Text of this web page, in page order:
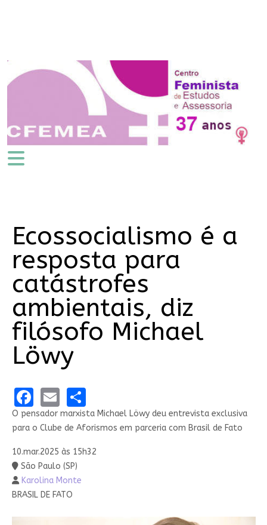
Ecossocialismo é a
resposta para
catástrofes
ambientais, diz
filósofo Michael
Löwy
Facebook
EmailShare
O pensador marxista Michael Löwy deu entrevista exclusiva
para o Clube de Aforismos em parceria com Brasil de Fato
10.mar.2025 às 15h32
São Paulo (SP)
Karolina Monte
BRASIL DE FATO